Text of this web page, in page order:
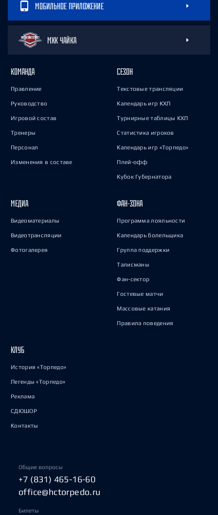
МОБИЛЬНОЕ ПРИЛОЖЕНИЕ
МХК ЧАЙКА
КОМАНДА
Правление
Руководство
Игровой состав
Тренеры
Персонал
Изменения в составе
СЕЗОН
Текстовые трансляции
Календарь игр КХЛ
Турнирные таблицы КХЛ
Статистика игроков
Календарь игр «Торпедо»
Плей-офф
Кубок Губернатора
МЕДИА
Видеоматериалы
Видеотрансляции
Фотогалерея
ФАН-ЗОНА
Программа лояльности
Календарь болельщика
Группа поддержки
Талисманы
Фан-сектор
Гостевые матчи
Массовые катания
Правила поведения
КЛУБ
История «Торпедо»
Легенды «Торпедо»
Реклама
СДЮШОР
Контакты
Общие вопросы
+7 (831) 465-16-60
office@hctorpedo.ru
Билеты